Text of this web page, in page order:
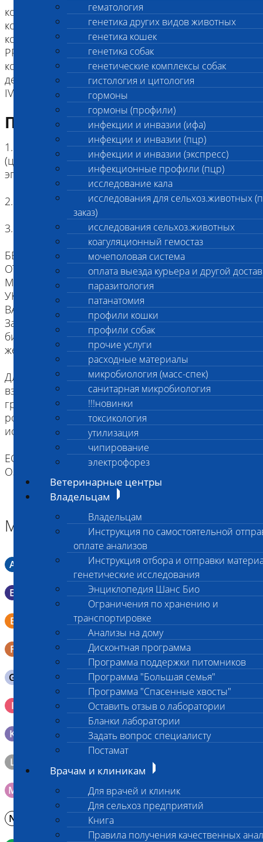
гематология
генетика других видов животных
генетика кошек
генетика собак
генетические комплексы собак
гистология и цитология
гормоны
гормоны (профили)
инфекции и инвазии (ифа)
инфекции и инвазии (пцр)
инфекции и инвазии (экспресс)
инфекционные профили (пцр)
исследование кала
исследования для сельхоз.животных
заказ)
исследования сельхоз.животных
коагуляционный гемостаз
мочеполовая система
оплата выезда курьера и другой
паразитология
патанатомия
профили кошки
профили собак
прочие услуги
расходные материалы
микробиология (масс-спек)
санитарная микробиология
!!!новинки
токсикология
утилизация
чипирование
электрофорез
Ветеринарные центры
Владельцам
Владельцам
Инструкция по самостоятельной
оплате анализов
Инструкция отбора и отправки
генетические исследования
Энциклопедия Шанс Био
Ограничения по хранению и
транспортировке
Анализы на дому
Дисконтная программа
Программа поддержки питомников
Программа "Большая семья"
Программа "Спасенные хвосты"
Оставить отзыв о лаборатории
Бланки лаборатории
Задать вопрос специалисту
Постамат
Врачам и клиникам
Для врачей и клиник
Для сельхоз предприятий
Книга
Правила получения качественных
код 2851 Гиперурикозурия (HUU),
код 2848 Дегенеративная миелопатия (DM Ex2),
код 2627 Прогрессирующая атрофия сетчатки
PRA-cord1,
код 2614 Хондродистрофия с риском
дегенерации межпозвоночных дисков (CDDY,
IVDD)
Подготовка к исследованию
1. Кровь (2 мл) в пробирке с антикоагулянтом.
(цитрат натрия, К3ЭДТА, К2ЭДТА) , буккальный
эпителий
2. Копия родословной
3. Наличие клейма или чипа
БЕЗ ИДЕНТИФИКАЦИИ, МЫ НЕ НЕСЕМ
ОТВЕТСТВЕННОСТИ, ЧТО ПРИСЛАННЫЙ
МАТЕРИАЛ ПРИНАДЛЕЖИТ ЖИВОТНОМУ
УКАЗАННОМУ В НАПРАВЛЕНИИ.
ВАЖНО для взятия буккального эпителия:
За два часа до проведения процедуры взятия
биоматериала животное следует не кормить,
желательна изоляция от других животных.
Для щенков и котят как минимум за два часа до
взятия биоматериала надо исключить кормление
грудным молоком. Рекомендуется промыть
ротовую полость водой (для удобства можно
использовать шприц).
ЕСЛИ ВЫ ДОСТАВЛЯЕТЕ ТОЛЬКО МАТЕРИАЛ,
ОЗНАКОМЬТЕСЬ С ИНСТРУКЦИЕЙ.
Материал
A Мазок в пробирку со средой Кери-Блера
B Мазок в пробирку со средой Эймса (Стюарта)
E
Смывы со слизистых в пробирку Эппендорфа (с
физраствором 0.5 мл)
F Кал в контейнере с ложечкой
G Содержимое желудка 10-30 мл
I
Кровь 2-3 мл. на фильтр-бумаге, высушенная для
генетических исследований
K Образец тканей в контейнере с 10% раствором формалина
L Материал берется только в лаборатории!
M Мазок на стекло
N Молоко в контейнере 10-30 мл